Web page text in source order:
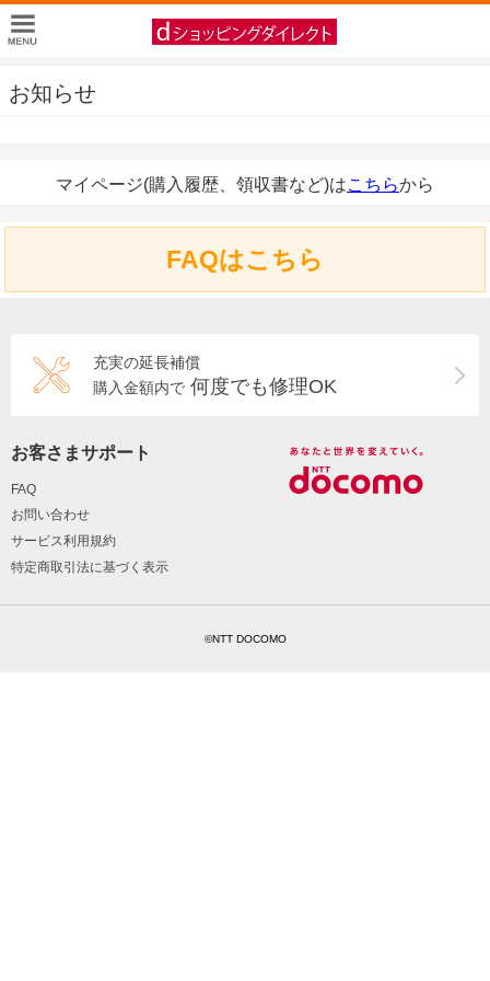
お知らせ
マイページ(購入履歴、領収書など)はこちらから
FAQはこちら
充実の延長補償
購入金額内で 何度でも修理OK
お客さまサポート
FAQ
お問い合わせ
サービス利用規約
特定商取引法に基づく表示
©NTT DOCOMO